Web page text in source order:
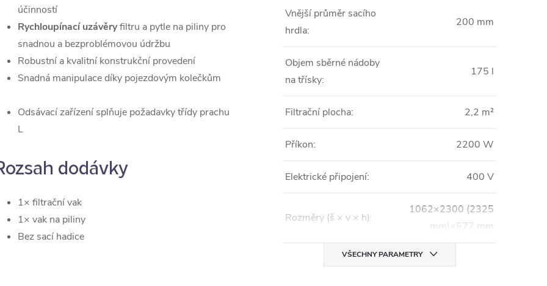
účinností
Rychloupínací uzávěryfiltru a pytle na piliny pro
snadnou a bezproblémovou údržbu
Robustní a kvalitní konstrukční provedení
Snadná manipulace díky pojezdovým kolečkům
Odsávací zařízení splňuje požadavky třídy prachu
L
dodávky
1× filtrační vak
1× vak na piliny
Bez sací hadice
Vnější průměr sacího
hrdla:
200 mm
Objem sběrné nádoby
na třísky:
175 l
Filtrační plocha: 2,2 m²
Příkon: 2200 W
Elektrické připojení: 400 V
Rozměry (š × v × h):
1062×2300 (2325
mm)×577 mm
VŠECHNY PARAMETRY